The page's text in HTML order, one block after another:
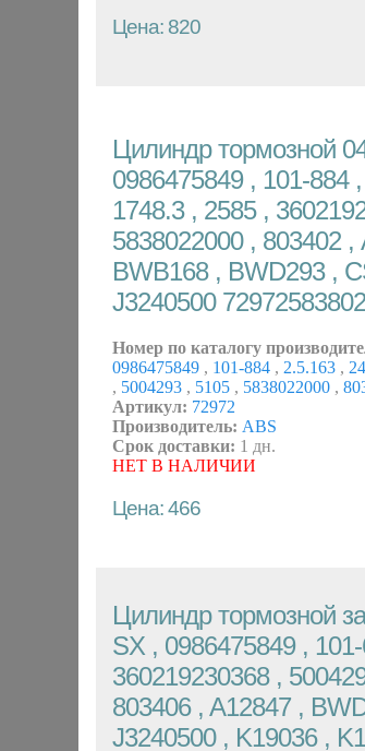
Цена: 820
Цилиндр тормозной
0986475849 , 101-884
1748.3 , 2585 ,
5838022000 , 803402
BWB168 , BWD293 ,
J3240500
Номер по каталогу
0986475849 , 101-884 , 2.5.163 ,
, 5004293 , 5105 , 5838022000 ,
Артикул: 72972
Производитель: ABS
Срок доставки: 1 дн.
НЕТ В НАЛИЧИИ
Цена: 466
Цилиндр тормозной
SX , 0986475849 ,
360219230368 ,
803406 , A12847 ,
J3240500 , K19036 ,